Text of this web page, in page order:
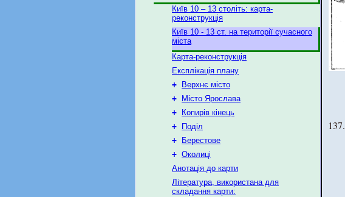
Київ 10 – 13 століть: карта-
реконструкція
Київ 10 - 13 ст. на території сучасного
міста
Карта-реконструкція
Експлікація плану
+
Верхнє місто
+
Місто Ярослава
+
Копирів кінець
+
Поділ
+
Берестове
+ Околиці
Анотація до карти
Література, використана для
складання карти:
137.